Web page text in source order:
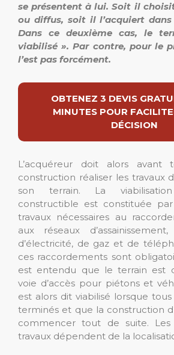
se présentent à lui. Soit il
ou diffus, soit il l’acquiert
Dans ce deuxième cas, le
viabilisé ». Par contre, pour le
l’est pas forcément.
OBTENEZ 3 DEVIS
MINUTES POUR
DÉCISION
L’acquéreur doit alors avant
construction réaliser les travaux
son terrain. La
constructible est constituée
travaux nécessaires au
aux réseaux
d’électricité, de gaz et de
ces raccordements sont
est entendu que le terrain est
voie d’accès pour piétons et
est alors dit viabilisé lorsque
terminés et que la construction
commencer tout de suite. Les
travaux dépendent de la